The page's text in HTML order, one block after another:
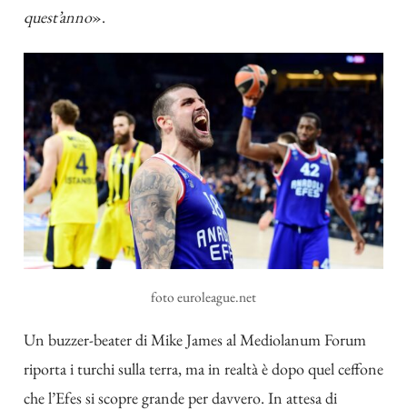
quest’anno».
foto euroleague.net
Un buzzer-beater di Mike James al Mediolanum Forum
riporta i turchi sulla terra, ma in realtà è dopo quel ceffone
che l’Efes si scopre grande per davvero. In attesa di